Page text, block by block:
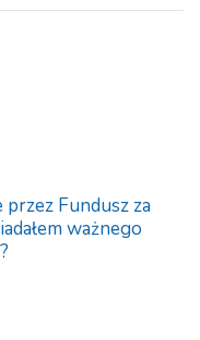
przez Fundusz za
ważnego